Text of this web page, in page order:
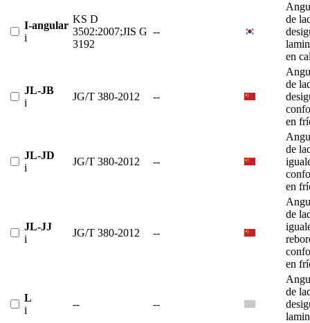
I-angular
i
KS D
3502:2007;JIS G
3192
--
de
en
JL-JB
i
JG/T 380-2012 --
de
en
JL-JD
i
JG/T 380-2012 --
de
en
JL-JJ
i
JG/T 380-2012 --
de
en
L
i
-- --
de